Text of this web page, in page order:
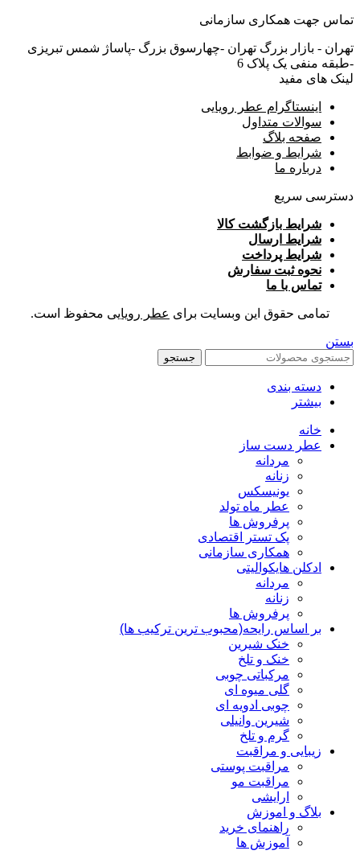
تماس جهت همکاری سازمانی
تهران - بازار بزرگ تهران -چهارسوق بزرگ -پاساژ شمس تبریزی
-طبقه منفی یک پلاک 6
لینک های مفید
اینستاگرام عطر رویایی
سوالات متداول
صفحه بلاگ
شرایط و ضوابط
درباره ما
دسترسی سریع
شرایط بازگشت کالا
شرایط ارسال
شرایط پرداخت
نحوه ثبت سفارش
تماس با ما
تمامی حقوق این وبسایت برای عطر رویایی محفوظ است.
بستن
جستجو
دسته بندی
بیشتر
خانه
عطر دست ساز
مردانه
زنانه
یونیسکس
عطر ماه تولد
پرفروش ها
پک تستر اقتصادی
همکاری سازمانی
ادکلن هایکوالیتی
مردانه
زنانه
پرفروش ها
بر اساس رایحه(محبوب ترین ترکیب ها)
خنک شیرین
خنک و تلخ
مرکباتی چوبی
گلی میوه ای
چوبی ادویه ای
شیرین وانیلی
گرم و تلخ
زیبایی و مراقبت
مراقبت پوستی
مراقبت مو
ارایشی
بلاگ و اموزش
راهنمای خرید
آموزش ها